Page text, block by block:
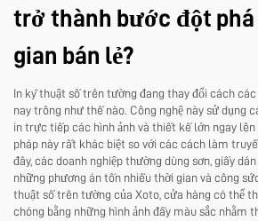
trở thành bước đột phá
gian bán lẻ?
In kỹ thuật số trên tường đang thay đổi cách
nay trông như thế nào. Công nghệ này sử dụng
in trực tiếp các hình ảnh và thiết kế lớn ngay
pháp này rất khác biệt so với các cách làm
đây, các doanh nghiệp thường dùng sơn, giấy
những phương án tốn nhiều thời gian và công
thuật số trên tường của Xoto, cửa hàng có thể
chóng bằng những hình ảnh đầy màu sắc nhằm